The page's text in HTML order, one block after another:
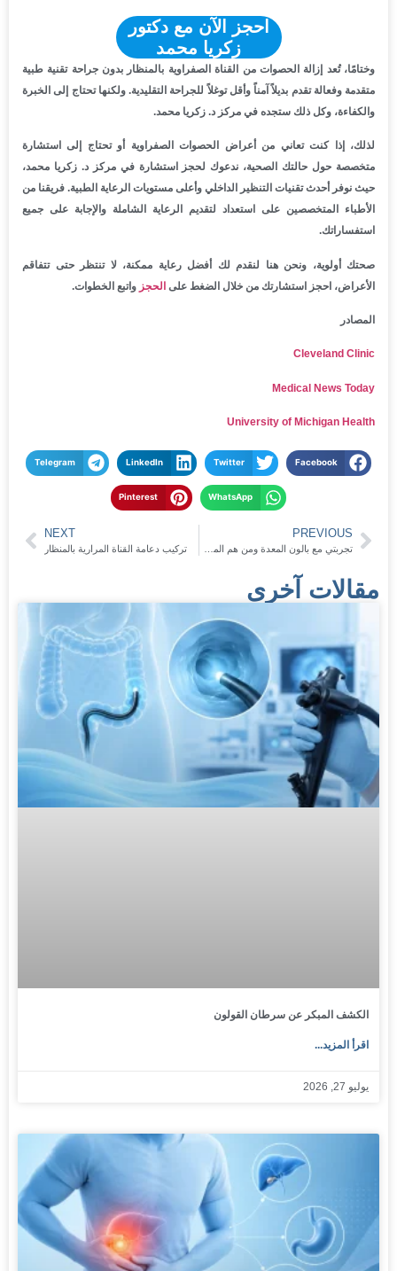
احجز الآن مع دكتور
زكريا محمد
وختامًا، تُعد إزالة الحصوات من القناة الصفراوية بالمنظار بدون جراحة تقنية طبية
متقدمة وفعالة تقدم بديلاً آمناً وأقل توغلاً للجراحة التقليدية. ولكنها تحتاج إلى الخبرة
والكفاءة، وكل ذلك ستجده في مركز د. زكريا محمد.
لذلك، إذا كنت تعاني من أعراض الحصوات الصفراوية أو تحتاج إلى استشارة
متخصصة حول حالتك الصحية، ندعوك لحجز استشارة في مركز د. زكريا محمد،
حيث نوفر أحدث تقنيات التنظير الداخلي وأعلى مستويات الرعاية الطبية. فريقنا من
الأطباء المتخصصين على استعداد لتقديم الرعاية الشاملة والإجابة على جميع
استفساراتك.
صحتك أولوية، ونحن هنا لنقدم لك أفضل رعاية ممكنة، لا تنتظر حتى تتفاقم
الأعراض، احجز استشارتك من خلال الضغط على الحجز واتبع الخطوات.
المصادر
Cleveland Clinic
Medical News Today
University of Michigan Health
Facebook
Twitter
LinkedIn
Telegram
WhatsApp
Pinterest
PREVIOUS
NEXT
تركيب دعامة القناة المرارية بالمنظار
مقالات آخرى
الكشف المبكر عن سرطان القولون
اقرأ المزيد...
يوليو 27, 2026